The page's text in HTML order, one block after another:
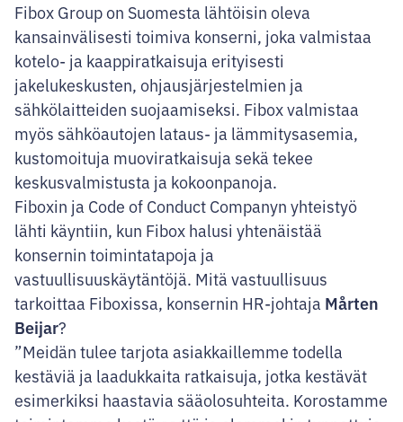
Fibox Group on Suomesta lähtöisin oleva
kansainvälisesti toimiva konserni, joka valmistaa
kotelo- ja kaappiratkaisuja erityisesti
jakelukeskusten, ohjausjärjestelmien ja
sähkölaitteiden suojaamiseksi. Fibox valmistaa
myös sähköautojen lataus- ja lämmitysasemia,
kustomoituja muoviratkaisuja sekä tekee
keskusvalmistusta ja kokoonpanoja.
Fiboxin ja Code of Conduct Companyn yhteistyö
lähti käyntiin, kun Fibox halusi yhtenäistää
konsernin toimintatapoja ja
vastuullisuuskäytäntöjä. Mitä vastuullisuus
tarkoittaa Fiboxissa, konsernin HR-johtaja Mårten
Beijar?
”Meidän tulee tarjota asiakkaillemme todella
kestäviä ja laadukkaita ratkaisuja, jotka kestävät
esimerkiksi haastavia sääolosuhteita. Korostamme